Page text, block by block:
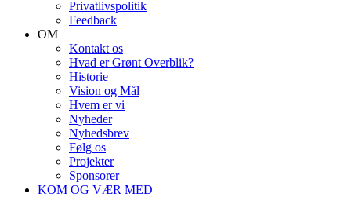
Privatlivspolitik
Feedback
OM
Kontakt os
Hvad er Grønt Overblik?
Historie
Vision og Mål
Hvem er vi
Nyheder
Nyhedsbrev
Følg os
Projekter
Sponsorer
KOM OG VÆR MED